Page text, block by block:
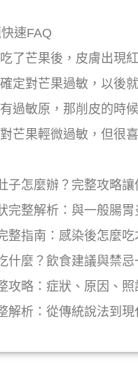
速FAQ
了芒果後，皮膚出現
定對芒果過敏，以後
過敏原，那削皮的時
芒果輕微過敏，但很
子怎麼辦？完整攻略讓
完整解析：與一般腸胃
整指南：感染後怎麼吃
什麼？飲食建議與禁忌
攻略：症狀、原因、
解析：從傳統說法到